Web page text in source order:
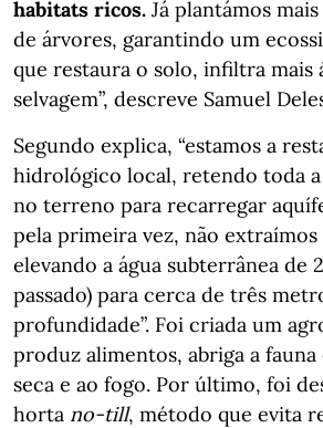
habitats ricos. Já plantámos
de árvores, garantindo um
que restaura o solo, infiltra mais
selvagem”, descreve Samuel
Segundo explica, “estamos a
hidrológico local, retendo toda a
no terreno para recarregar
pela primeira vez, não extraímos
elevando a água subterrânea de
passado) para cerca de três
profundidade”. Foi criada um
produz alimentos, abriga a
seca e ao fogo. Por último, foi
horta no-till, método que evita